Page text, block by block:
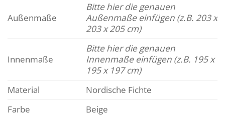
Außenmaße
Bitte hier die genauen
Außenmaße einfügen (z.B. 203 x
203 x 205 cm)
Innenmaße
Bitte hier die genauen
Innenmaße einfügen (z.B. 195 x
195 x 197 cm)
Material
Nordische Fichte
Farbe
Beige